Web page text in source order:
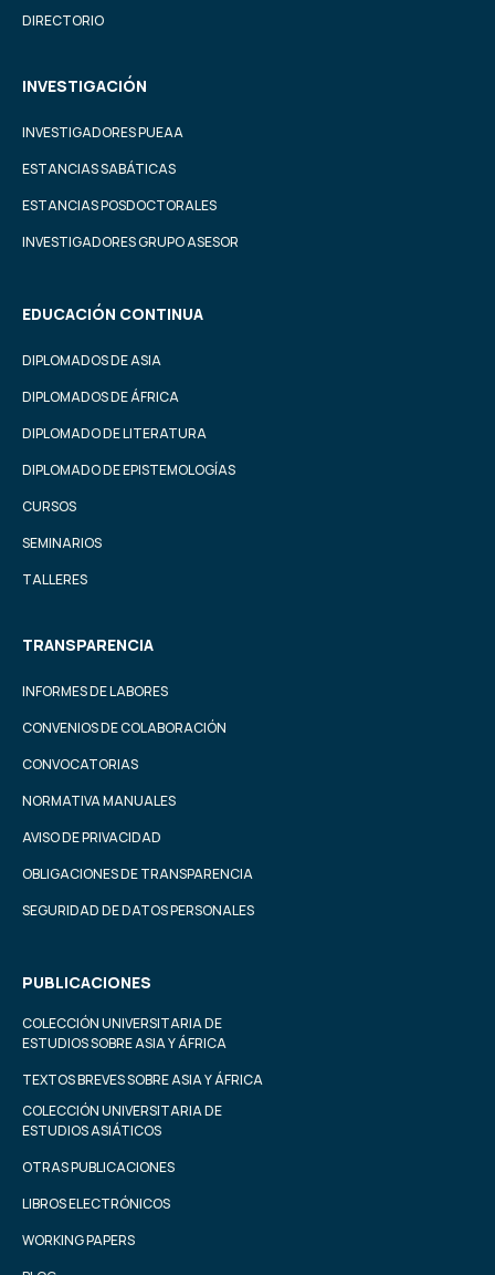
DIRECTORIO
INVESTIGACIÓN
INVESTIGADORES PUEAA
ESTANCIAS SABÁTICAS
ESTANCIAS POSDOCTORALES
INVESTIGADORES GRUPO ASESOR
EDUCACIÓN CONTINUA
DIPLOMADOS DE ASIA
DIPLOMADOS DE ÁFRICA
DIPLOMADO DE LITERATURA
DIPLOMADO DE EPISTEMOLOGÍAS
CURSOS
SEMINARIOS
TALLERES
TRANSPARENCIA
INFORMES DE LABORES
CONVENIOS DE COLABORACIÓN
CONVOCATORIAS
NORMATIVA MANUALES
AVISO DE PRIVACIDAD
OBLIGACIONES DE TRANSPARENCIA
SEGURIDAD DE DATOS PERSONALES
PUBLICACIONES
COLECCIÓN UNIVERSITARIA DE
ESTUDIOS SOBRE ASIA Y ÁFRICA
TEXTOS BREVES SOBRE ASIA Y ÁFRICA
COLECCIÓN UNIVERSITARIA DE
ESTUDIOS ASIÁTICOS
OTRAS PUBLICACIONES
LIBROS ELECTRÓNICOS
WORKING PAPERS